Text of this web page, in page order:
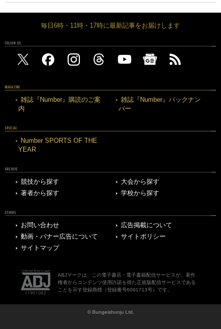
毎日6時・11時・17時に最新記事をお届けします
FOLLOW US
MAGAZINE
雑誌『Number』購読のご案
内
雑誌『Number』バックナン
バー
SPECIAL
Number SPORTS OF THE
YEAR
ARCHIVE
競技から探す
大会から探す
著者から探す
学校から探す
OTHERS
お問い合わせ
広告掲載について
動画・バナー広告について
サイトポリシー
サイトマップ
ABJマークは、この電子書店・電子書籍配信サービスが、著作
権者からコンテンツ使用許諾を得た正規版配信サービスである
ことを示す登録商標（登録番号6091713号）です。
© Bungeishunju Ltd.